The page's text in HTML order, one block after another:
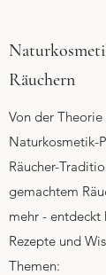
Räuchern
Von der
Naturkosmetik-
Räucher-
gemachtem
mehr -
Rezepte und
Themen: